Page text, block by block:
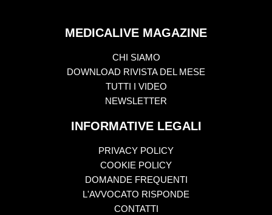
MEDICALIVE MAGAZINE
CHI SIAMO
DOWNLOAD RIVISTA DEL MESE
TUTTI I VIDEO
NEWSLETTER
INFORMATIVE LEGALI
PRIVACY POLICY
COOKIE POLICY
DOMANDE FREQUENTI
L'AVVOCATO RISPONDE
CONTATTI